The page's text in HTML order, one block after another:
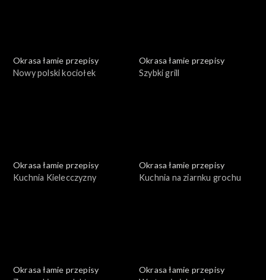
Okrasa łamie przepisy
Nowy polski kociołek
Okrasa łamie przepisy
Szybki grill
Okrasa łamie przepisy
Kuchnia Kielecczyzny
Okrasa łamie przepisy
Kuchnia na ziarnku grochu
Okrasa łamie przepisy
Okrasa łamie przepisy